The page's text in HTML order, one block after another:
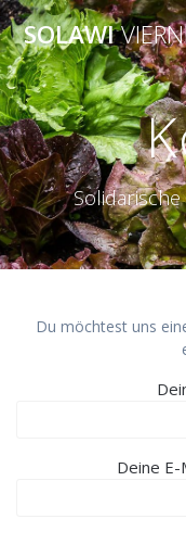
SOLAWI
Du möchtest uns
Deine